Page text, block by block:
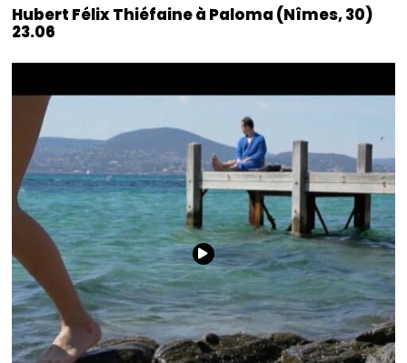
Hubert Félix Thiéfaine à Paloma (Nîmes, 30)
23.06